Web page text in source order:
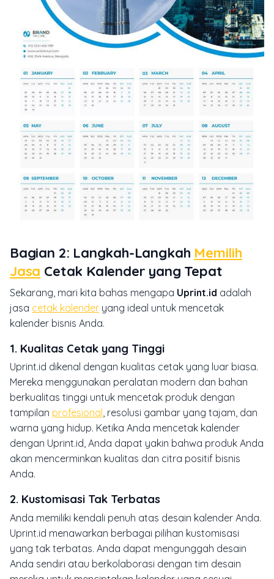
Bagian 2: Langkah-Langkah Memilih
Jasa Cetak Kalender yang Tepat
Sekarang, mari kita bahas mengapa Uprint.id adalah
jasa cetak kalender yang ideal untuk mencetak
kalender bisnis Anda.
1. Kualitas Cetak yang Tinggi
Uprint.id dikenal dengan kualitas cetak yang luar biasa.
Mereka menggunakan peralatan modern dan bahan
berkualitas tinggi untuk mencetak produk dengan
tampilan profesional, resolusi gambar yang tajam, dan
warna yang hidup. Ketika Anda mencetak kalender
dengan Uprint.id, Anda dapat yakin bahwa produk Anda
akan mencerminkan kualitas dan citra positif bisnis
Anda.
2. Kustomisasi Tak Terbatas
Anda memiliki kendali penuh atas desain kalender Anda.
Uprint.id menawarkan berbagai pilihan kustomisasi
yang tak terbatas. Anda dapat mengunggah desain
Anda sendiri atau berkolaborasi dengan tim desain